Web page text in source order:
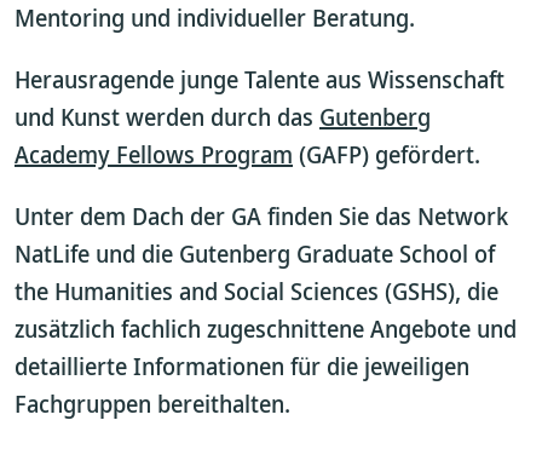
Mentoring und individueller Beratung.
Herausragende junge Talente aus Wissenschaft
und Kunst werden durch das Gutenberg
Academy Fellows Program (GAFP) gefördert.
Unter dem Dach der GA finden Sie das Network
NatLife und die Gutenberg Graduate School of
the Humanities and Social Sciences (GSHS), die
zusätzlich fachlich zugeschnittene Angebote und
detaillierte Informationen für die jeweiligen
Fachgruppen bereithalten.